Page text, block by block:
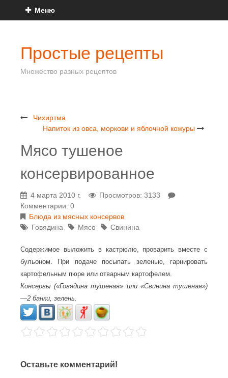
Меню
Простые рецепты
Множество разных рецептов
Чихиртма
Напиток из овса, моркови и яблочной кожуры
Мясо тушеное
консервированное
4 марта 2010 г.
Просмотров: 3133
Комментарии: 0
Блюда из мясных консервов
Говядина
Мясо Свинина
Содержимое выложить в кастрюлю, проварить вместе с
бульоном. При подаче посыпать зеленью, гарнировать
картофельным пюре или отварным картофелем.
Консервы («Говядина тушеная» или «Свинина тушеная»)
—2 банки, зелень.
Оставьте комментарий!